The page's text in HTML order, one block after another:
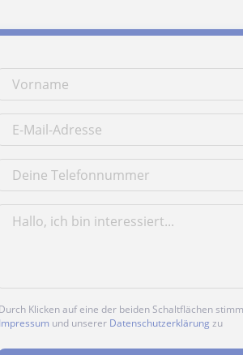
Durch Klicken auf eine der beiden Schaltflächen
Impressum und unserer Datenschutzerklärung zu